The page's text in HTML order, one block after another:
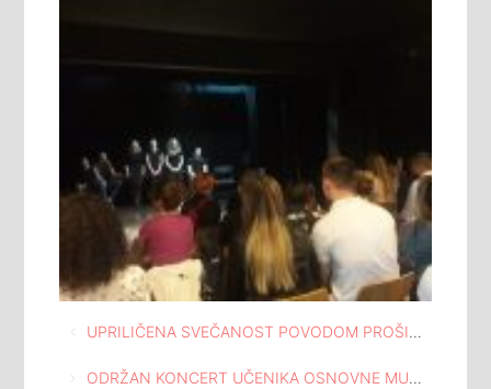
Navigacija
članaka
UPRILIČENA SVEČANOST POVODOM PROŠIRENJA I REKONSTRUKCIJE TRGA SLOBODE TUZLA
ODRŽAN KONCERT UČENIKA OSNOVNE MUZIČKE ŠKOLE U MEĐUNARODNOJ GALERIJI PORTRETA TUZLA